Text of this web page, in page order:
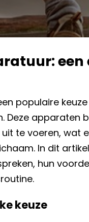
een
populaire
Deze apparaten
te voeren, wat
In dit
hun
keuze